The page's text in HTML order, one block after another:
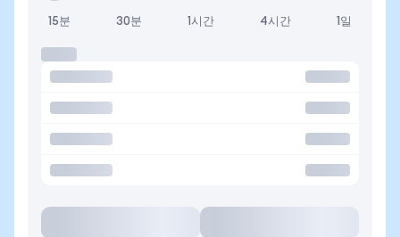
15분 30분 1시간 4시간 1일